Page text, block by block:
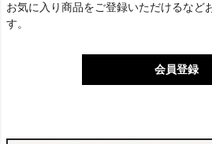
お気に入り商品をご登録いただけるなど
す。
会員登録